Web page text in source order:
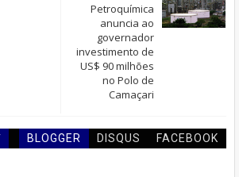
Petroquímica
anuncia ao
governador
investimento de
US$ 90 milhões
no Polo de
Camaçari
BLOGGER DISQUS FACEBOOK